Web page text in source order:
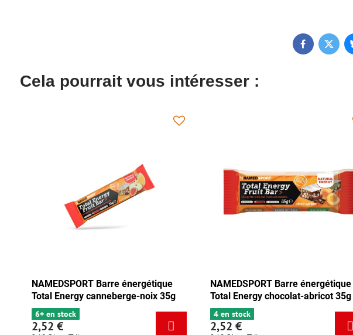
Facebook
Cela pourrait vous intéresser :
NAMEDSPORT Barre énergétique
Total Energy canneberge-noix 35g
6+ en stock
2,52 €
NAMEDSPORT Barre énergétique
Total Energy chocolat-abricot 35g
4 en stock
2,52 €